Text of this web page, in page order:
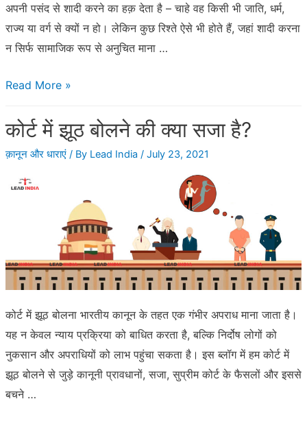
अपनी पसंद से शादी करने का हक़ देता है – चाहे वह किसी भी जाति, धर्म,
राज्य या वर्ग से क्यों न हो। लेकिन कुछ रिश्ते ऐसे भी होते हैं, जहां शादी करना
न सिर्फ सामाजिक रूप से अनुचित माना …
अगर
भी
इस
नहीं
शादी
Read More »
कोर्ट में झूठ बोलने की क्या सजा है?
क़ानून और धाराएं/ By Lead India / July 23, 2021
कोर्ट में झूठ बोलना भारतीय कानून के तहत एक गंभीर अपराध माना जाता है।
यह न केवल न्याय प्रक्रिया को बाधित करता है, बल्कि निर्दोष लोगों को
नुकसान और अपराधियों को लाभ पहुंचा सकता है। इस ब्लॉग में हम कोर्ट में
झूठ बोलने से जुड़े कानूनी प्रावधानों, सजा, सुप्रीम कोर्ट के फैसलों और इससे
बचने …